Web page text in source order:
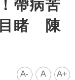
帶病苦
目睹 陳
A- A A+